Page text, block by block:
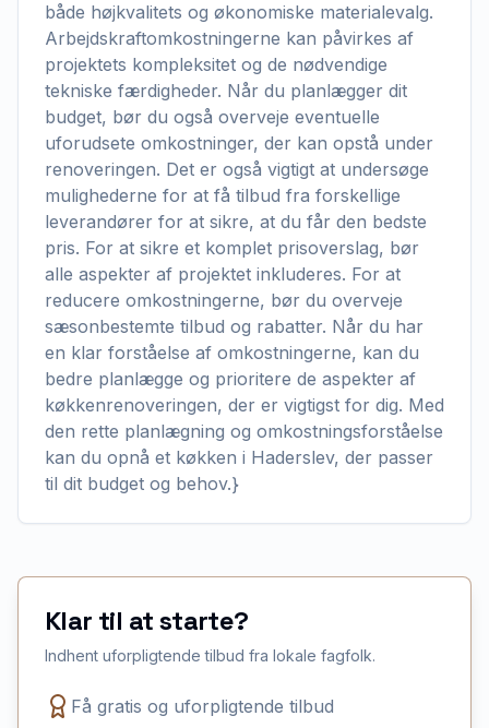
både højkvalitets og økonomiske materialevalg.
Arbejdskraftomkostningerne kan påvirkes af
projektets kompleksitet og de nødvendige
tekniske færdigheder. Når du planlægger dit
budget, bør du også overveje eventuelle
uforudsete omkostninger, der kan opstå under
renoveringen. Det er også vigtigt at undersøge
mulighederne for at få tilbud fra forskellige
leverandører for at sikre, at du får den bedste
pris. For at sikre et komplet prisoverslag, bør
alle aspekter af projektet inkluderes. For at
reducere omkostningerne, bør du overveje
sæsonbestemte tilbud og rabatter. Når du har
en klar forståelse af omkostningerne, kan du
bedre planlægge og prioritere de aspekter af
køkkenrenoveringen, der er vigtigst for dig. Med
den rette planlægning og omkostningsforståelse
kan du opnå et køkken i Haderslev, der passer
til dit budget og behov.}
Klar til at starte?
Indhent uforpligtende tilbud fra lokale fagfolk.
Få gratis og uforpligtende tilbud